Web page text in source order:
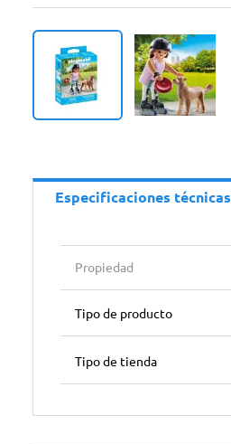
Especificaciones técnicas
Propiedad
Tipo de producto
Tipo de tienda